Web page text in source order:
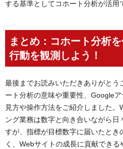
する基準としてコホート分析が活用
まとめ：コホート分析
行動を観測しよう！
最後までお読みいただきありがとう
ート分析の意味や重要性、Google
見方や操作方法をご紹介しました。
ング業務は数字と向き合いながら
すが、指標が目標数字に届いたとき
く、Webサイトの成長に貢献でき